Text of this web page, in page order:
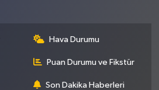
Hava Durumu
Puan Durumu ve Fikstür
Son Dakika Haberleri